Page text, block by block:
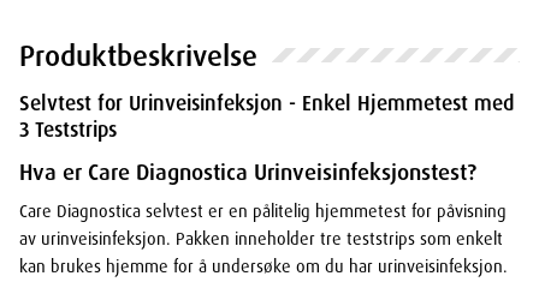
Produktbeskrivelse
Selvtest for Urinveisinfeksjon - Enkel Hjemmetest med
3 Teststrips
Hva er Care Diagnostica Urinveisinfeksjonstest?
Care Diagnostica selvtest er en pålitelig hjemmetest for påvisning
av urinveisinfeksjon. Pakken inneholder tre teststrips som enkelt
kan brukes hjemme for å undersøke om du har urinveisinfeksjon.